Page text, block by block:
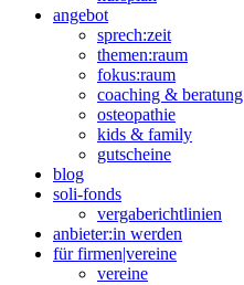
angebot
sprech:zeit
themen:raum
fokus:raum
coaching & beratung
osteopathie
kids & family
gutscheine
blog
soli-fonds
vergaberichtlinien
anbieter:in werden
für firmen|vereine
vereine